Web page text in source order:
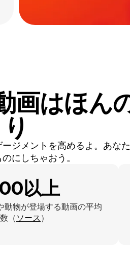
画はほん
り
ジメントを高めるよ。あな
にしちゃおう。
以上
動物が登場する動画の平均
（ ソース ）